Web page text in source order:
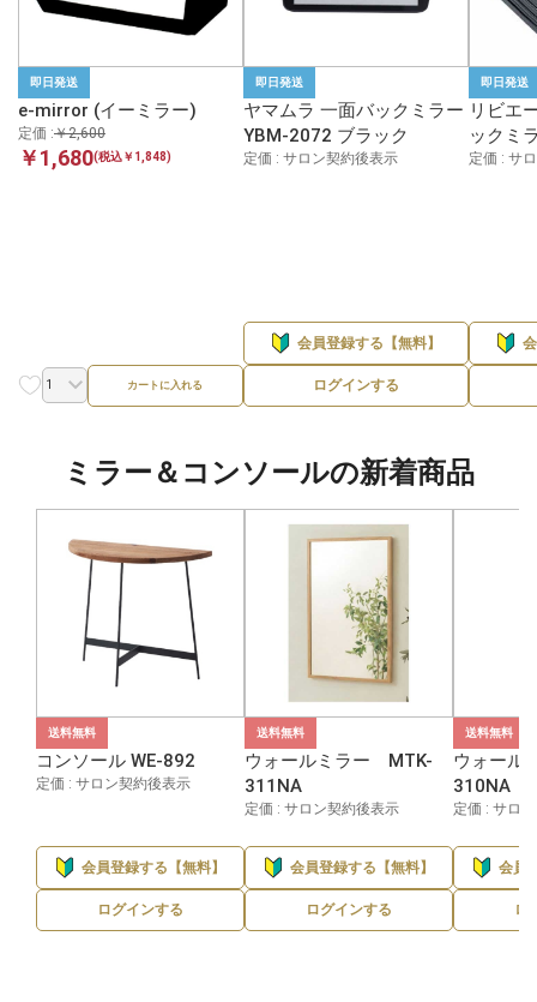
即日発送
e-mirror (イーミラー)
定価 :￥2,600
￥1,680(税込￥1,848)
カートに入れる
即日発送
ヤマムラ 一面バックミラー
YBM-2072 ブラック
定価 : サロン契約後表示
会員登録する【無料】
ログインする
即日発送
リビエ
ックミ
定価 : サ
ミラー＆コンソールの新着商品
送料無料
コンソール WE-892
定価 : サロン契約後表示
会員登録する【無料】
ログインする
送料無料
ウォールミラー MTK-
311NA
定価 : サロン契約後表示
会員登録する【無料】
ログインする
送料無料
ウォール
310NA
定価 : サロ
会員
ロ